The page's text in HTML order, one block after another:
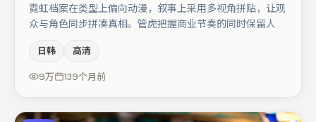
霓虹档案在类型上偏向动漫，叙事上采用多视角拼贴，让观
众与角色同步拼凑真相。管虎把握商业节奏的同时保留人物
玺、桂纶镁、大鹏等，角色动机前后呼应，适合喜欢抠台词
与伏笔的观众。节奏紧凑、反转有度，值得列入片单。
日韩 高清
9万 139个月前